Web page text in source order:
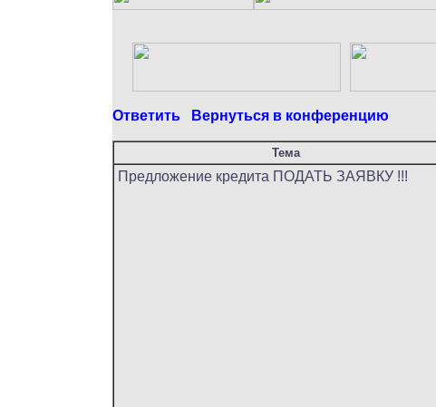
Ответить Вернуться в конференцию
Тема
Предложение кредита ПОДАТЬ ЗАЯВКУ !!!